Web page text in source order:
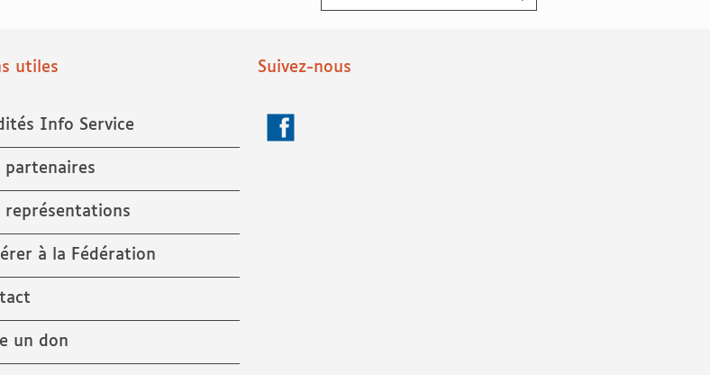
utiles
Info Service
partenaires
représentations
à la Fédération
un don
Suivez-nous